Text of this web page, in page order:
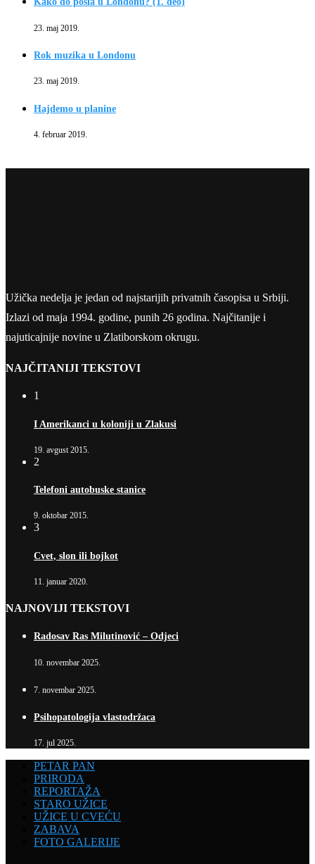
23. maj 2019.
Rok muzika u Londonu
23. maj 2019.
Hajdemo u planine
4. februar 2019.
Užička nedelja je jedan od najstarijih privatnih časopisa u Srbiji.
Izlazi od maja 1994. godine, punih 26 godina. Najčitanije i
najuticajnije novine u Zlatiborskom okrugu.
NAJČITANIJI TEKSTOVI
1
I Amerikanci u koloniji u Zlakusi
19. avgust 2015.
2
Telefoni autobuske stanice
9. oktobar 2015.
3
Cvet, slon ili bojkot
11. januar 2020.
NAJNOVIJI TEKSTOVI
Radosav Ras Milutinović – Odjeci
10. novembar 2025.
7. novembar 2025.
Psihopatologija vlastodržaca
17. jul 2025.
PETAR PAN
PRIRODA
REPORTAŽA
STARO UŽICE
UŽICE U CVEĆU
ZABAVA
FOTO GALERIJE